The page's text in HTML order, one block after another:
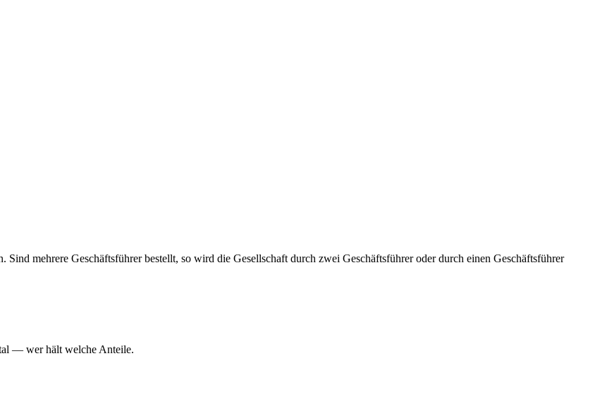
mehrere Geschäftsführer bestellt, so wird die Gesellschaft durch zwei Geschäftsführer oder durch einen Geschäftsführer
— wer hält welche Anteile.